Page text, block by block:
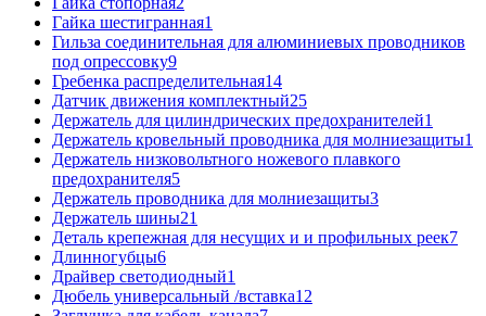
Гайка шестигранная1
Гильза соединительная для алюминиевых проводников
под опрессовку9
Гребенка распределительная14
Датчик движения комплектный25
Держатель для цилиндрических предохранителей1
Держатель кровельный проводника для молниезащиты1
Держатель низковольтного ножевого плавкого
предохранителя5
Держатель проводника для молниезащиты3
Держатель шины21
Деталь крепежная для несущих и и профильных реек7
Длинногубцы6
Драйвер светодиодный1
Дюбель универсальный /вставка12